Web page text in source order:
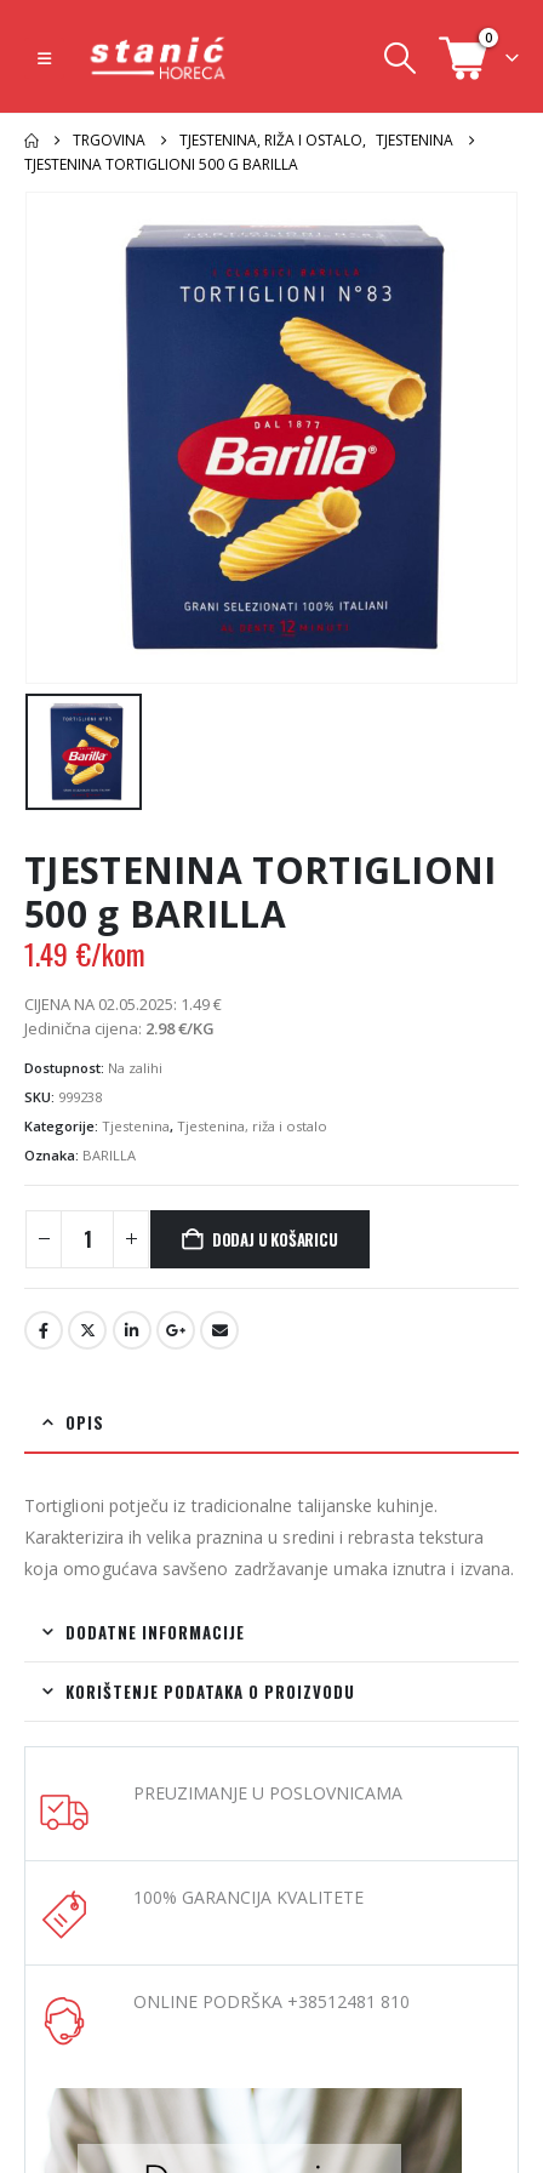
0
TRGOVINA TJESTENINA, RIŽA I OSTALO, TJESTENINA
TJESTENINA TORTIGLIONI 500 G BARILLA
TJESTENINA TORTIGLIONI
500 g BARILLA
1.49 €/kom
CIJENA NA 02.05.2025: 1.49€
Jedinična cijena: 2.98€/KG
Dostupnost: Na zalihi
SKU: 999238
Kategorije: Tjestenina, Tjestenina, riža i ostalo
Oznaka: BARILLA
DODAJ U KOŠARICU
OPIS
Tortiglioni potječu iz tradicionalne talijanske kuhinje.
Karakterizira ih velika praznina u sredini i rebrasta tekstura
koja omogućava savšeno zadržavanje umaka iznutra i izvana.
DODATNE INFORMACIJE
KORIŠTENJE PODATAKA O PROIZVODU
PREUZIMANJE U POSLOVNICAMA
100% GARANCIJA KVALITETE
ONLINE PODRŠKA +38512481 810